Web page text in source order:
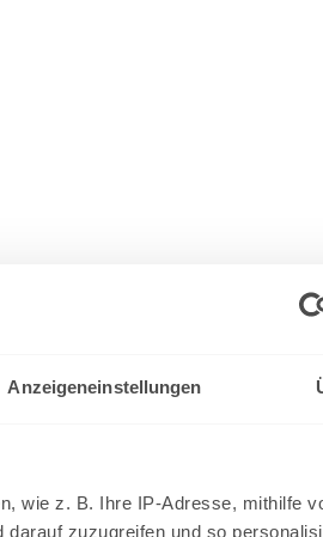
Anzeigeneinstellungen
wie z. B. Ihre IP-Adresse, mithilfe
zuzugreifen und so